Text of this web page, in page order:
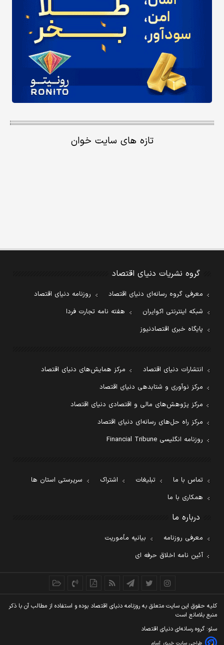
تازه های سایت خوان
گروه نشریات دنیای اقتصاد
معرفی گروه رسانه‌ای دنیای اقتصاد
روزنامه دنیای اقتصاد
شبکه اینترنتی اکوایران
هفته نامه تجارت فردا
پایگاه خبری اقتصادنیوز
انتشارات دنیای اقتصاد
مرکز همایش‌های دنیای اقتصاد
مرکز نوآوری و شتابدهی دنیای اقتصاد
مرکز پژوهش‌های مالی و اقتصادی دنیای اقتصاد
مرکز راه حل‌های رسانه‌ای دنیای اقتصاد
روزنامه انگلیسی Financial Tribune
تماس با ما تبلیغات اشتراک
سرپرستی استان ها
همکاری با ما
درباره ما
معرفی روزنامه
بیانیه مأموریت
آئین نامه اخلاق حرفه ای
کليه حقوق اين سايت متعلق به روزنامه دنيای اقتصاد بوده و استفاده از مطالب آن با ذکر
منبع بلامانع است
سئو: گروه رسانه‌ای دنیای اقتصاد
طراحی سایت خبری آسام